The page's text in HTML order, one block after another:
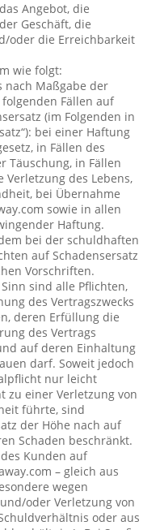
Angebot, die
Geschäft, die
oder die Erreichbarkeit
wie folgt:
nach Maßgabe der
Fällen auf
(im Folgenden in
bei einer Haftung
in Fällen des
Täuschung, in Fällen
des Lebens,
bei Übernahme
sowie in allen
Haftung.
bei der schuldhaften
auf Schadensersatz
Vorschriften.
sind alle Pflichten,
des Vertragszwecks
deren Erfüllung die
des Vertrags
auf deren Einhaltung
darf. Soweit jedoch
nur leicht
zu einer Verletzung von
führte, sind
der Höhe nach auf
Schaden beschränkt.
Kunden auf
– gleich aus
wegen
oder Verletzung von
oder aus